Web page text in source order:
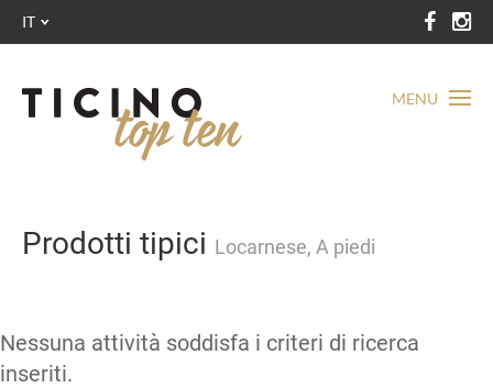
MENU
IT
Prodotti tipici Locarnese, A piedi
Nessuna attività soddisfa i criteri di ricerca
inseriti.